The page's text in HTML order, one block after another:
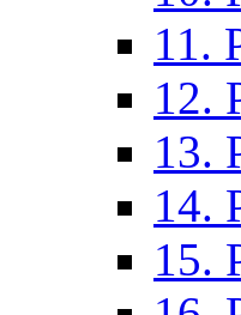
11.
12.
13.
14.
15.